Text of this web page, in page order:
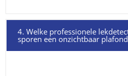
4. Welke professionele
sporen een onzichtbaar